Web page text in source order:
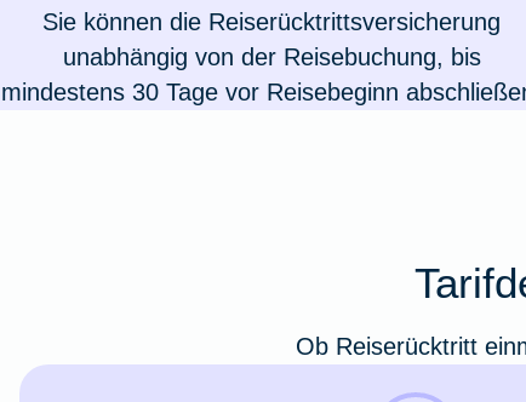
Sie können die Reiserücktrittsversicherung
unabhängig von der Reisebuchung, bis
mindestens 30 Tage vor Reisebeginn
Ob Reiserücktritt